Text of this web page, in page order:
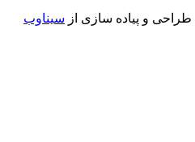
طراحی و پیاده سازی از سیناوب